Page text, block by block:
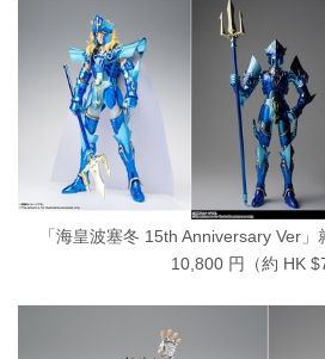
「海皇波塞冬 15th Anniversary Ver
10,800 円（約 HK